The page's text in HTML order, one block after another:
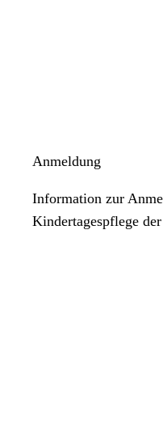
Anmeldung
Information zur
Kindertagespflege